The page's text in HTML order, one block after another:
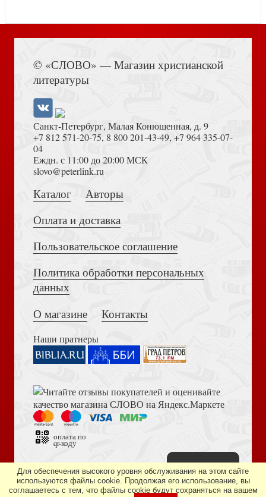
Календарь православный на 2027 год «Читаем
Евангелие. С паремиями»
Икона Петра и Павла, апостолов. На дереве 125Х160
(Синопсисъ)
Календарь перекидной исторический на 2027 год
«Полководцы России»
Толкование на Апокалипсис (Тихоний Африканский)
Достоевский Ф.М. Сила и правда России (2024)
е изд., перераб., и доп., синий бумвинил)
© «СЛОВО» — Магазин христианской
литературы
Санкт-Петербург, Малая Конюшенная, д. 9
+7 812 571-20-75, 8 800 201-43-49, +7 964 335-07-
04
Еждн. с 11:00 до 20:00 МСК
slovo@peterlink.ru
Каталог
Авторы
Оплата и доставка
Пользовательское соглашение
Политика обработки персональных
данных
О магазине
Контакты
Наши пратнеры
оплата по
qr-коду
Дизайн сайта —студия «Артминистри»
Для обеспечения высокого уровня обслуживания на этом сайте
используются файлы cookie. Продолжая его использование, вы
соглашаетесь с тем, что файлы cookie будут сохраняться на вашем